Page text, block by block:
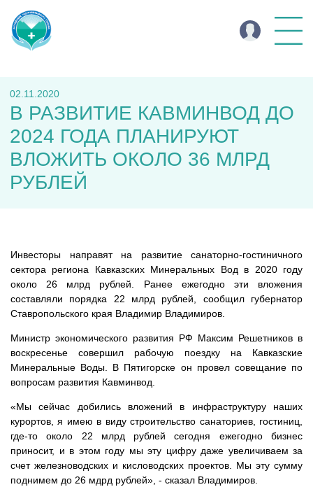
02.11.2020
В РАЗВИТИЕ КАВМИНВОД ДО
2024 ГОДА ПЛАНИРУЮТ
ВЛОЖИТЬ ОКОЛО 36 МЛРД
РУБЛЕЙ
Инвесторы направят на развитие санаторно-гостиничного
сектора региона Кавказских Минеральных Вод в 2020 году
около 26 млрд рублей. Ранее ежегодно эти вложения
составляли порядка 22 млрд рублей, сообщил губернатор
Ставропольского края Владимир Владимиров.
Министр экономического развития РФ Максим Решетников в
воскресенье совершил рабочую поездку на Кавказские
Минеральные Воды. В Пятигорске он провел совещание по
вопросам развития Кавминвод.
«Мы сейчас добились вложений в инфраструктуру наших
курортов, я имею в виду строительство санаториев, гостиниц,
где-то около 22 млрд рублей сегодня ежегодно бизнес
приносит, и в этом году мы эту цифру даже увеличиваем за
счет железноводских и кисловодских проектов. Мы эту сумму
поднимем до 26 мдрд рублей», - сказал Владимиров.